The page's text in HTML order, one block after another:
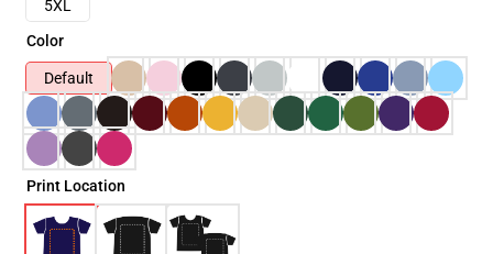
5XL
Color
Default
Print Location